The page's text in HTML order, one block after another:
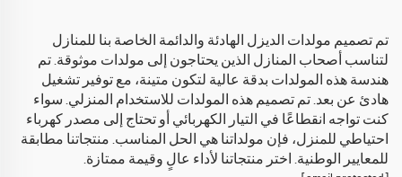
تم تصميم مولدات الديزل الهادئة والدائمة الخاصة بنا للمنازل
لتناسب أصحاب المنازل الذين يحتاجون إلى مولدات موثوقة. تم
هندسة هذه المولدات بدقة عالية لتكون متينة، مع توفير تشغيل
هادئ عن بعد. تم تصميم هذه المولدات للاستخدام المنزلي. سواء
كنت تواجه انقطاعًا في التيار الكهربائي أو تحتاج إلى مصدر كهرباء
احتياطي للمنزل، فإن مولداتنا هي الحل المناسب. منتجاتنا مطابقة
للمعايير الوطنية. اختر منتجاتنا لأداء عالٍ وقيمة ممتازة.